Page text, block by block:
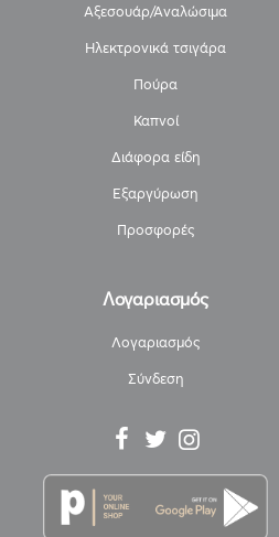
Αξεσουάρ/Αναλώσιμα
Ηλεκτρονικά τσιγάρα
Πούρα
Καπνοί
Διάφορα είδη
Εξαργύρωση
Προσφορές
Λογαριασμός
Λογαριασμός
Σύνδεση